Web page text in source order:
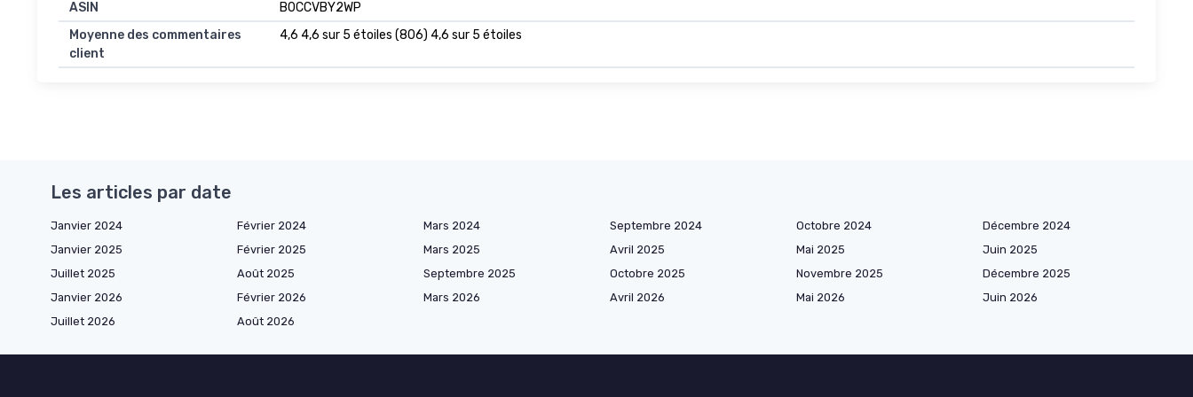
ASIN
B0CCVBY2WP
Moyenne des commentaires
client
4,6 4,6 sur 5 étoiles (806) 4,6 sur 5 étoiles
Les articles par date
Janvier 2024 Février 2024 Mars 2024 Septembre 2024 Octobre 2024
Décembre 2024
Janvier 2025
Février 2025 Mars 2025 Avril 2025 Mai 2025
Juin 2025
Juillet 2025
Août 2025 Septembre 2025 Octobre 2025 Novembre 2025
Décembre 2025
Janvier 2026
Février 2026 Mars 2026 Avril 2026 Mai 2026
Juin 2026
Juillet 2026
Août 2026